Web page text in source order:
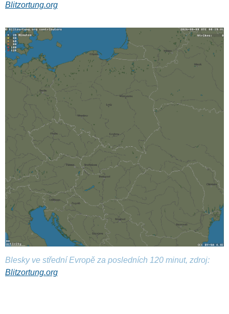
Blitzortung.org
Blesky ve střední Evropě za posledních 120 minut, zdroj:
Blitzortung.org